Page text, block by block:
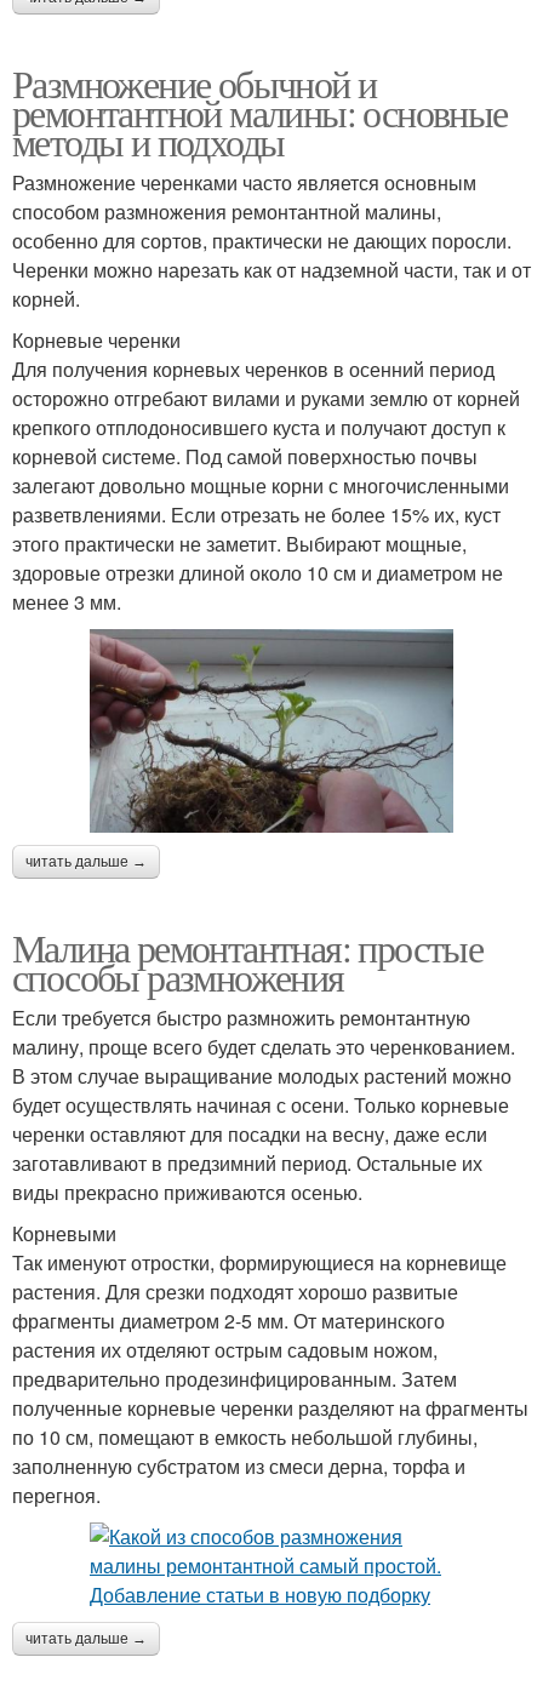
Размножение обычной и
ремонтантной малины: основные
методы и подходы
Размножение черенками часто является основным
способом размножения ремонтантной малины,
особенно для сортов, практически не дающих поросли.
Черенки можно нарезать как от надземной части, так и от
корней.
Корневые черенки
Для получения корневых черенков в осенний период
осторожно отгребают вилами и руками землю от корней
крепкого отплодоносившего куста и получают доступ к
корневой системе. Под самой поверхностью почвы
залегают довольно мощные корни с многочисленными
разветвлениями. Если отрезать не более 15% их, куст
этого практически не заметит. Выбирают мощные,
здоровые отрезки длиной около 10 см и диаметром не
менее 3 мм.
читать дальше →
Малина ремонтантная: простые
способы размножения
Если требуется быстро размножить ремонтантную
малину, проще всего будет сделать это черенкованием.
В этом случае выращивание молодых растений можно
будет осуществлять начиная с осени. Только корневые
черенки оставляют для посадки на весну, даже если
заготавливают в предзимний период. Остальные их
виды прекрасно приживаются осенью.
Корневыми
Так именуют отростки, формирующиеся на корневище
растения. Для срезки подходят хорошо развитые
фрагменты диаметром 2-5 мм. От материнского
растения их отделяют острым садовым ножом,
предварительно продезинфицированным. Затем
полученные корневые черенки разделяют на фрагменты
по 10 см, помещают в емкость небольшой глубины,
заполненную субстратом из смеси дерна, торфа и
перегноя.
читать дальше →